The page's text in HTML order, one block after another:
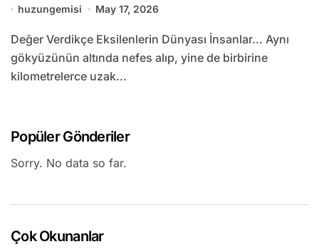
huzungemisi May 17, 2026
Değer Verdikçe Eksilenlerin Dünyası İnsanlar… Aynı
gökyüzünün altında nefes alıp, yine de birbirine
kilometrelerce uzak...
Popüler Gönderiler
Sorry. No data so far.
Çok Okunanlar